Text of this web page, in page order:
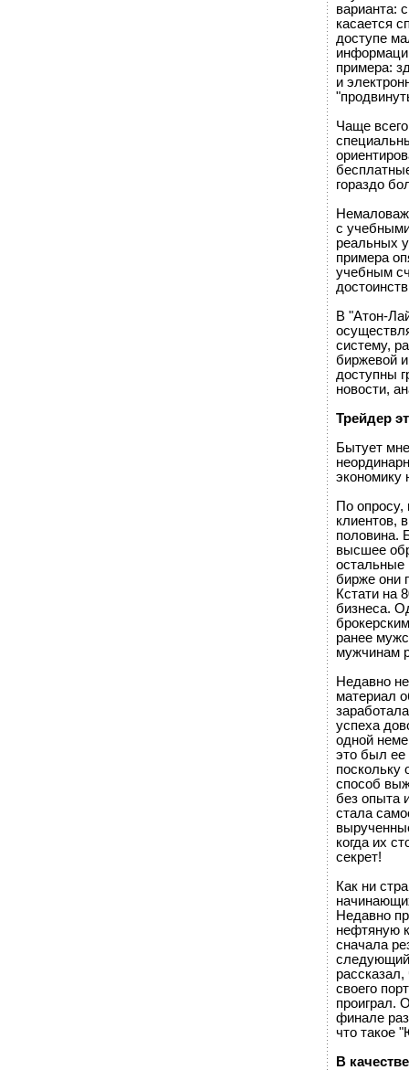
варианта:
касается
доступе
примера:
и
Чаще
гораздо
с
реальных
примера
учебным
В "Атон-
систему,
биржевой
доступны
новости,
Трейдер
Бытует
экономику
По опросу,
клиентов,
половина.
высшее
остальные
бирже они
Кстати на
бизнеса.
ранее
мужчинам
Недавно
материал
успеха
одной
это был ее
поскольку
способ
без опыта
стала
когда их
секрет!
Как ни
Недавно
нефтяную
сначала
следующий
своего
проиграл.
финале
что такое
В